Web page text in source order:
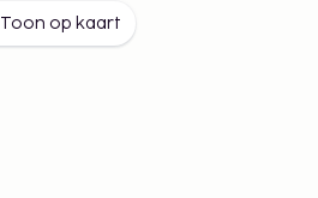
Toon op kaart